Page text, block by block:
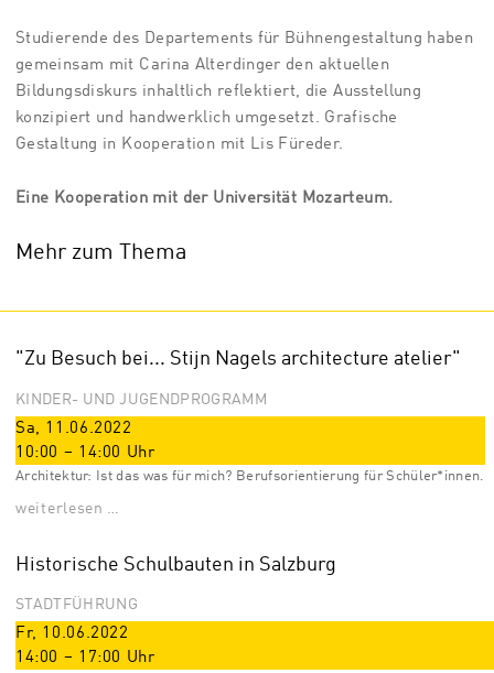
Studierende des Departements für Bühnengestaltung haben
gemeinsam mit Carina Alterdinger den aktuellen
Bildungsdiskurs inhaltlich reflektiert, die Ausstellung
konzipiert und handwerklich umgesetzt. Grafische
Gestaltung in Kooperation mit Lis Füreder.
Eine Kooperation mit der Universität Mozarteum.
Mehr zum Thema
"Zu Besuch bei... Stijn Nagels architecture atelier"
KINDER- UND JUGENDPROGRAMM
Sa, 11.06.2022
10:00 – 14:00 Uhr
Architektur: Ist das was für mich? Berufsorientierung für Schüler*innen.
weiterlesen …
Historische Schulbauten in Salzburg
STADTFÜHRUNG
Fr, 10.06.2022
14:00 – 17:00 Uhr